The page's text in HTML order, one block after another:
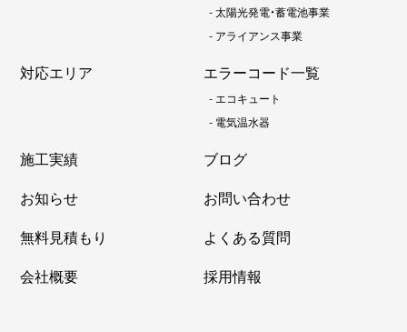
-太陽光発電・蓄電池事業
- アライアンス事業
対応エリア エラーコード一覧
-エコキュート
- 電気温水器
施工実績
ブログ
お知らせ
お問い合わせ
無料見積もり
よくある質問
会社概要
採用情報